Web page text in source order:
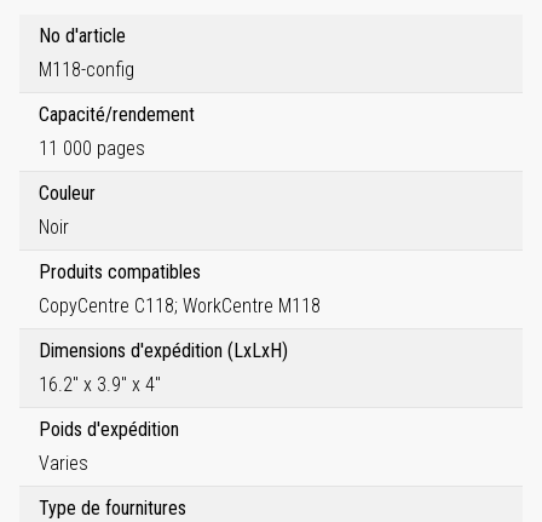
No d'article
M118-config
Capacité/rendement
11 000 pages
Couleur
Noir
Produits compatibles
CopyCentre C118; WorkCentre M118
Dimensions d'expédition (LxLxH)
16.2" x 3.9" x 4"
Poids d'expédition
Varies
Type de fournitures